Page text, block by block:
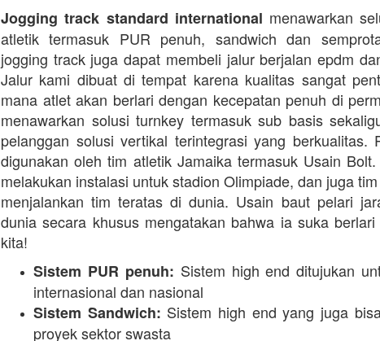
Jogging track standard international menawarkan
atletik termasuk PUR penuh, sandwich dan
jogging track juga dapat membeli jalur berjalan epdm
Jalur kami dibuat di tempat karena kualitas sangat
mana atlet akan berlari dengan kecepatan penuh di
menawarkan solusi turnkey termasuk sub basis
pelanggan solusi vertikal terintegrasi yang berkualitas.
digunakan oleh tim atletik Jamaika termasuk Usain
melakukan instalasi untuk stadion Olimpiade, dan juga
menjalankan tim teratas di dunia. Usain baut pelari
dunia secara khusus mengatakan bahwa ia suka
kita!
Sistem PUR penuh: Sistem high end ditujukan
internasional dan nasional
Sistem Sandwich: Sistem high end yang juga
proyek sektor swasta